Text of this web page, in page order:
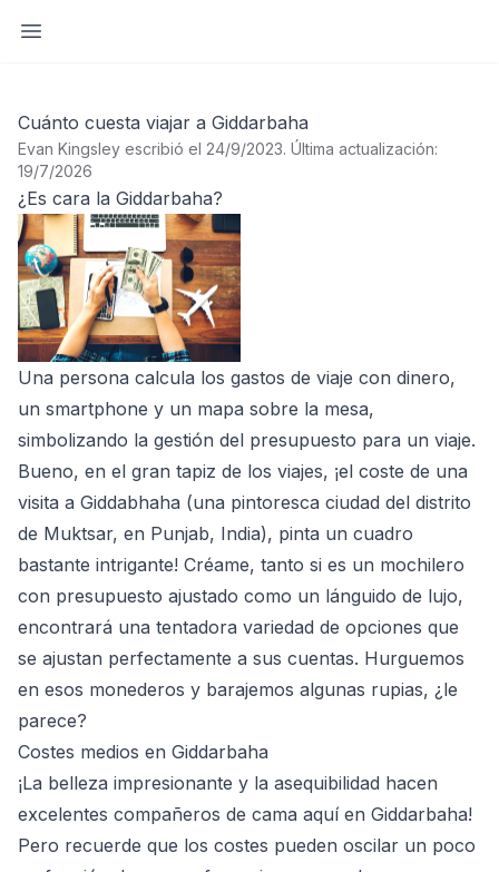
Abrir barra lateral
Cuánto cuesta viajar a Giddarbaha
Evan Kingsley escribió el 24/9/2023. Última actualización:
19/7/2026
¿Es cara la Giddarbaha?
Una persona calcula los gastos de viaje con dinero,
un smartphone y un mapa sobre la mesa,
simbolizando la gestión del presupuesto para un viaje.
Bueno, en el gran tapiz de los viajes, ¡el coste de una
visita a Giddabhaha (una pintoresca ciudad del distrito
de Muktsar, en Punjab, India), pinta un cuadro
bastante intrigante! Créame, tanto si es un mochilero
con presupuesto ajustado como un lánguido de lujo,
encontrará una tentadora variedad de opciones que
se ajustan perfectamente a sus cuentas. Hurguemos
en esos monederos y barajemos algunas rupias, ¿le
parece?
Costes medios en Giddarbaha
¡La belleza impresionante y la asequibilidad hacen
excelentes compañeros de cama aquí en Giddarbaha!
Pero recuerde que los costes pueden oscilar un poco